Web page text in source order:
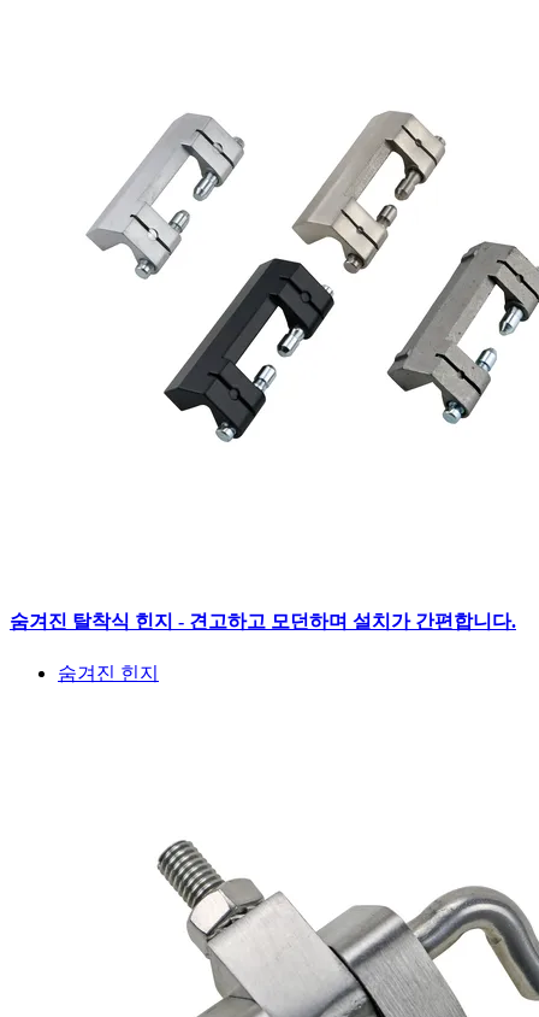
숨겨진 탈착식 힌지 - 견고하고 모던하며 설치가 간편합니다.
숨겨진 힌지